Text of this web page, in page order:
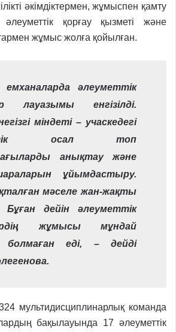
әкімдіктермен, жұмыспен қамту
қорғау қызметі және
жұмыс жолға қойылған.
әлеуметтік
лауазымы енгізілді.
міндеті – учаскедегі
осал топ
анықтау және
ұйымдастыру.
мәселе жан-жақты
Бұған дейін әлеуметтік
жұмысы мұндай
болмаған еді, – дейді
мультидисциплинарлық команда
бақылауында 17 әлеуметтік